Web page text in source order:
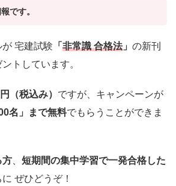
です。
宅建試験 「 非常識 合格法」 の新刊
トしています。
（税込み） ですが、キャンペーンが
名」まで無料でもらうことができま
方
短期間の集中学習で一発合格した
ぜひどうぞ！